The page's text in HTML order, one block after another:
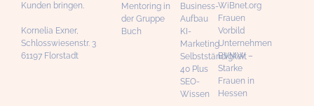
Kunden bringen.
Kornelia Exner,
Schlosswiesenstr. 3
61197 Florstadt
Mentoring in
der Gruppe
Buch
Business-
Aufbau
KI-
Marketing
Selbstständigkeit
40 Plus
SEO-
Wissen
WiBnet.org
Frauen
Vorbild
Unternehmen
BVMW –
Starke
Frauen in
Hessen